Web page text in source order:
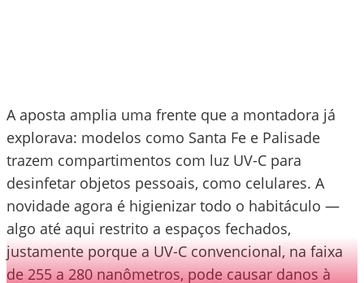
A aposta amplia uma frente que a montadora já
explorava: modelos como Santa Fe e Palisade
trazem compartimentos com luz UV-C para
desinfetar objetos pessoais, como celulares. A
novidade agora é higienizar todo o habitáculo —
algo até aqui restrito a espaços fechados,
justamente porque a UV-C convencional, na faixa
de 255 a 280 nanômetros, pode causar danos à